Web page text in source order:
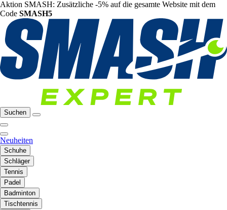
Aktion SMASH: Zusätzliche -5% auf die gesamte Website mit dem
Code SMASH5
Suchen
Neuheiten
Schuhe
Schläger
Tennis
Padel
Badminton
Tischtennis